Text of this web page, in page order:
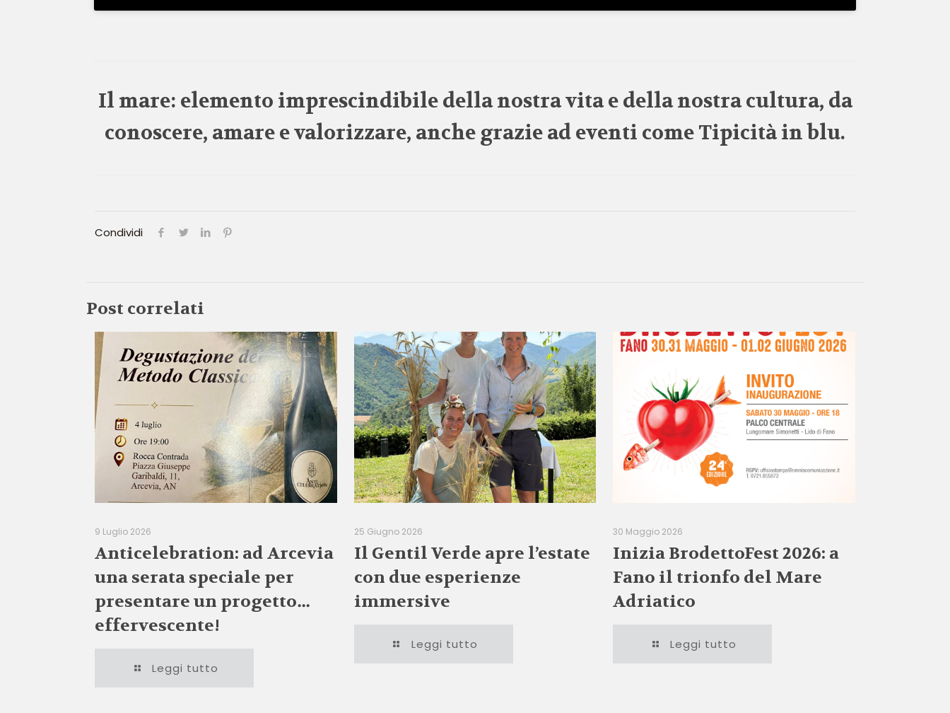
Il mare: elemento imprescindibile della nostra vita e della nostra cultura, da
conoscere, amare e valorizzare, anche grazie ad eventi comeTipicità in blu.
Condividi
Post correlati
9 Luglio 2026
Anticelebration: ad Arcevia
una serata speciale per
presentare un progetto…
effervescente!
Leggi tutto
25 Giugno 2026
Il Gentil Verde apre l’estate
con due esperienze
immersive
Leggi tutto
30 Maggio 2026
Inizia BrodettoFest 2026: a
Fano il trionfo del Mare
Adriatico
Leggi tutto